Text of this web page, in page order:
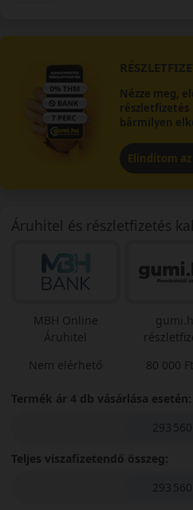
Nézze meg,
részletfizetés
bármilyen
Elindítom
Áruhitel és részletfizetés
MBH Online
Áruhitel
Nem elérhető
80 000
Termék ár 4 db vásárlása esetén:
293
Teljes viszafizetendő összeg:
293